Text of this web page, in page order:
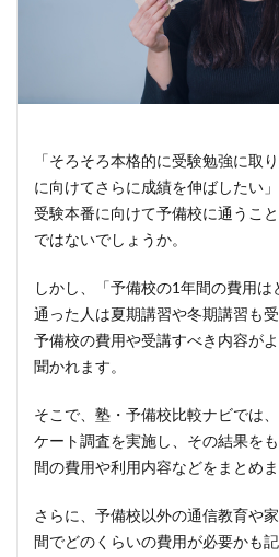
「そろそろ本格的に受験勉強に取
に向けてさらに成績を伸ばしたい
受験本番に向けて予備校に通うこ
ではないでしょうか。
しかし、「予備校の1年間の費用
通った人は夏期講習や冬期講習も
予備校の費用や受講すべき内容が
聞かれます。
そこで、塾・予備校比較ナビでは
ケート調査を実施し、その結果を
間の費用や利用内容などをまとめま
さらに、予備校以外の通信教育や
間でどのくらいの費用が必要かも